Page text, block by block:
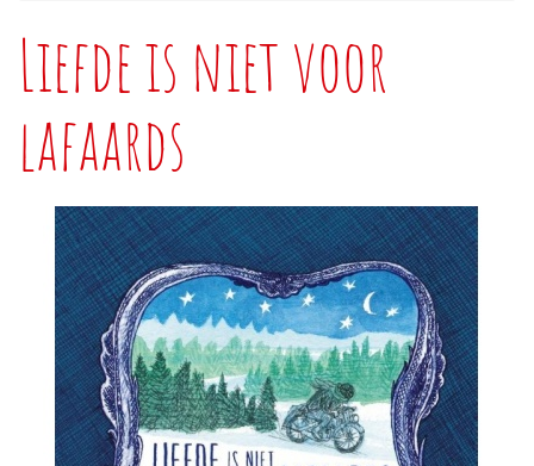
Liefde is niet voor
lafaards